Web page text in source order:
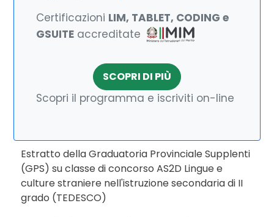
Certificazioni LIM, TABLET, CODING e
GSUITE accreditate
SCOPRI DI PIÙ
Scopri il programma e iscriviti on-line
Estratto della Graduatoria Provinciale Supplenti
(GPS) su classe di concorso AS2D Lingue e
culture straniere nell'istruzione secondaria di II
grado (TEDESCO)